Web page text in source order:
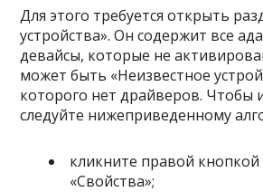
Для этого требуется открыть
устройства». Он содержит все
девайсы, которые не
может быть «Неизвестное
которого нет драйверов. Чтобы
следуйте нижеприведенному
кликните правой
«Свойства»;